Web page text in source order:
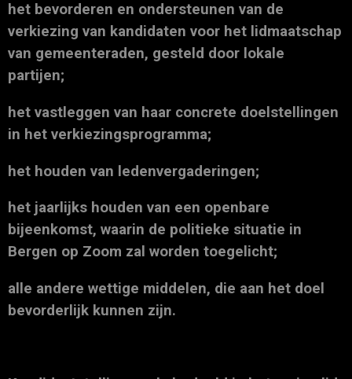
het bevorderen en ondersteunen van de
verkiezing van kandidaten voor het lidmaatschap
van gemeenteraden, gesteld door lokale
partijen;
het vastleggen van haar concrete doelstellingen
in het verkiezingsprogramma;
het houden van ledenvergaderingen;
het jaarlijks houden van een openbare
bijeenkomst, waarin de politieke situatie in
Bergen op Zoom zal worden toegelicht;
alle andere wettige middelen, die aan het doel
bevorderlijk kunnen zijn.